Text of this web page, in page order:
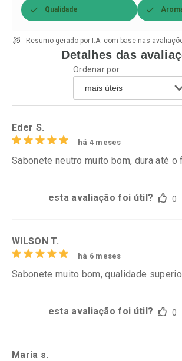
Qualidade
Resumo gerado por I.A. com base nas
Detalhes das
Ordenar por
Eder S.
há 4 meses
Sabonete neutro muito bom, dura até o
esta avaliação foi útil? 0
WILSON T.
há 6 meses
Sabonete muito bom, qualidade
esta avaliação foi útil? 0
Maria s.